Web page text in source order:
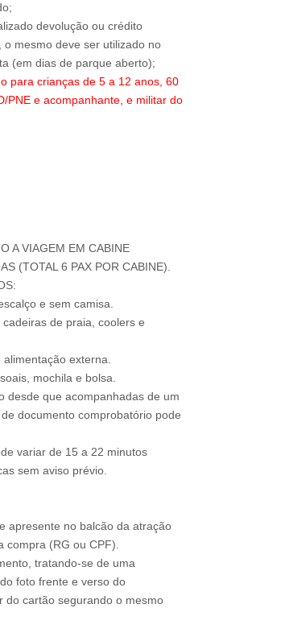
devolução ou crédito
mesmo deve ser utilizado no
para crianças de 5 a 12 anos, 60
PNE e acompanhante, e militar do
A VIAGEM EM CABINE
(TOTAL 6 PAX POR CABINE).
e sem camisa.
de praia, coolers e
externa.
mochila e bolsa.
desde que acompanhadas de um
documento comprobatório pode
variar de 15 a 22 minutos
sem aviso prévio.
apresente no balcão da atração
tratando-se de uma
foto frente e verso do
do cartão segurando o mesmo